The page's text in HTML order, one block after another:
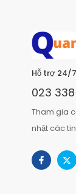
Hỗ trợ 24/7
023 338
Tham gia
nhật các